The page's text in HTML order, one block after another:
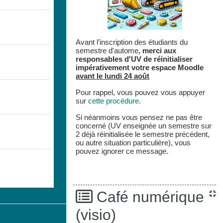
Avant l’inscription des étudiants du
semestre d'autome, merci aux
responsables d'UV de réinitialiser
impérativement votre espace Moodle
avant le lundi 24 août
Pour rappel, vous pouvez vous appuyer
surcette procédure.
Si néanmoins vous pensez ne pas être
concerné (UV enseignée un semestre sur
2 déjà réinitialisée le semestre précédent,
ou autre situation particulière), vous
pouvez ignorer ce message.
Café numérique
(visio)